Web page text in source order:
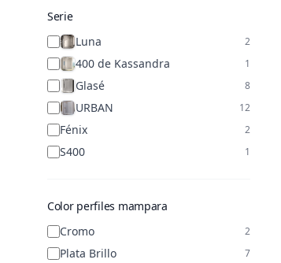
Serie
Luna
2
400 de Kassandra 1
Glasé 8
URBAN 12
Fénix 2
S400 1
Color perfiles mampara
Cromo
2
Plata Brillo 7